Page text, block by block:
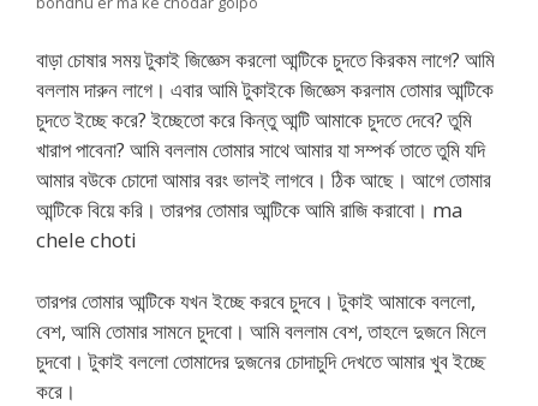
বাড়া চোষার সময় টুকাই জিজ্ঞেস করলো আন্টিকে চুদতে কিরকম লাগে? আমি
বললাম দারুন লাগে। এবার আমি টুকাইকে জিজ্ঞেস করলাম তোমার আন্টিকে
চুদতে ইচ্ছে করে? ইচ্ছেতো করে কিন্তু আন্টি আমাকে চুদতে দেবে? তুমি
খারাপ পাবেনা? আমি বললাম তোমার সাথে আমার যা সম্পর্ক তাতে তুমি যদি
আমার বউকে চোদো আমার বরং ভালই লাগবে। ঠিক আছে। আগে তোমার
আন্টিকে বিয়ে করি। তারপর তোমার আন্টিকে আমি রাজি করাবো। ma
chele choti
তারপর তোমার আন্টিকে যখন ইচ্ছে করবে চুদবে। টুকাই আমাকে বললো,
বেশ, আমি তোমার সামনে চুদবো। আমি বললাম বেশ, তাহলে দুজনে মিলে
চুদবো। টুকাই বললো তোমাদের দুজনের চোদাচুদি দেখতে আমার খুব ইচ্ছে
করে।